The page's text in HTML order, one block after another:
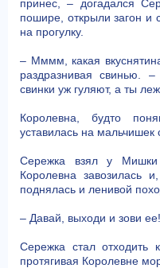
принес, – догадался
пошире, открыли загон и
на прогулку.
– Мммм, какая
раздразнивая свинью.
свинки уж гуляют, а ты
Королевна, будто
уставилась на мальчишек
Сережка взял у Мишки
Королевна завозилась
поднялась и ленивой
– Давай, выходи и зови
Сережка стал отходить
протягивая Королевне